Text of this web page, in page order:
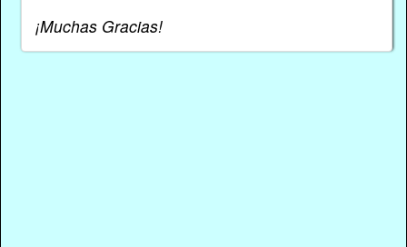
¡Muchas Gracias!